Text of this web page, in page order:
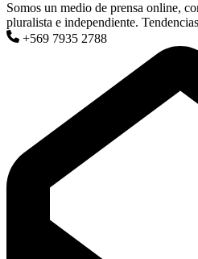
Somos un medio de prensa online,
pluralista e independiente.
+569 7935 2788